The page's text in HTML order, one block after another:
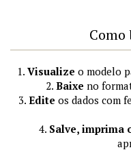
Como
1. Visualize o modelo
2. Baixe no
3. Edite os dados com
4. Salve, imprima